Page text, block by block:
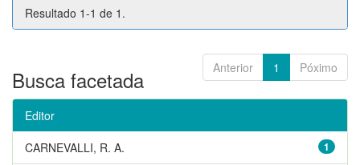
Resultado 1-1 de 1.
Anterior 1 Póximo
Busca facetada
Editor
1
CARNEVALLI, R. A.